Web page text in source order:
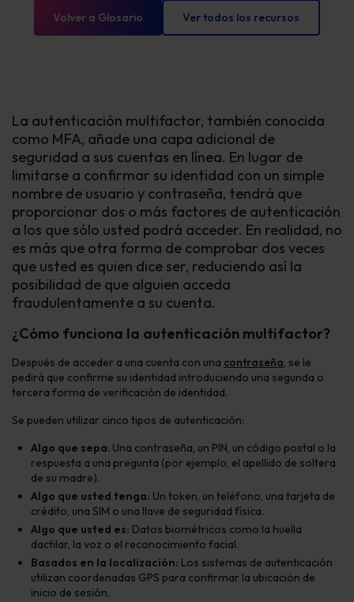
Volver a Glosario Ver todos los recursos
La autenticación multifactor, también conocida
como MFA, añade una capa adicional de
seguridad a sus cuentas en línea. En lugar de
limitarse a confirmar su identidad con un simple
nombre de usuario y contraseña, tendrá que
proporcionar dos o más factores de autenticación
a los que sólo usted podrá acceder. En realidad, no
es más que otra forma de comprobar dos veces
que usted es quien dice ser, reduciendo así la
posibilidad de que alguien acceda
fraudulentamente a su cuenta.
¿Cómo funciona la autenticación multifactor?
Después de acceder a una cuenta con una contraseña, se le
pedirá que confirme su identidad introduciendo una segunda o
tercera forma de verificación de identidad.
Se pueden utilizar cinco tipos de autenticación:
Algo que sepa: Una contraseña, un PIN, un código postal o la
respuesta a una pregunta (por ejemplo, el apellido de soltera
de su madre).
Algo que usted tenga: Un token, un teléfono, una tarjeta de
crédito, una SIM o una llave de seguridad física.
Algo que usted es: Datos biométricos como la huella
dactilar, la voz o el reconocimiento facial.
Basados en la localización: Los sistemas de autenticación
utilizan coordenadas GPS para confirmar la ubicación de
inicio de sesión.